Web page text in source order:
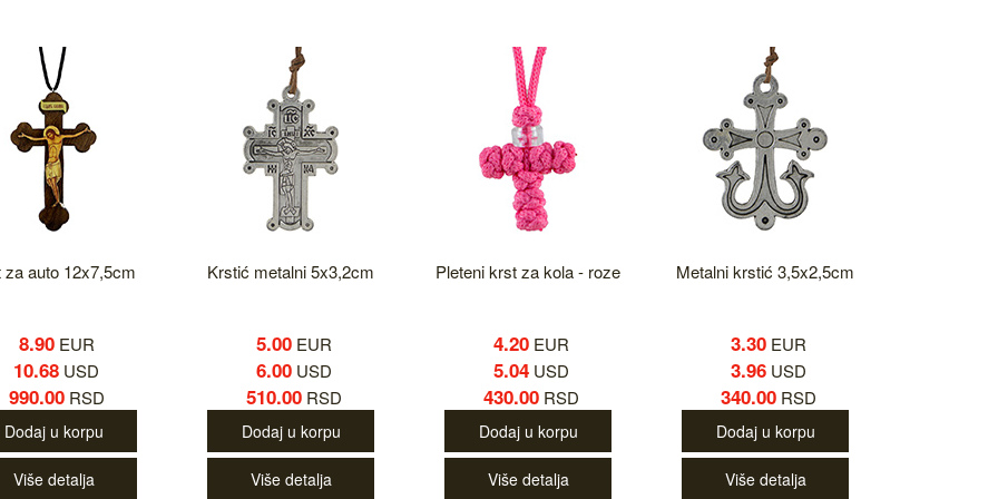
za auto 12x7,5cm
8.90EUR
10.68 USD
990.00RSD
Dodaj u korpu
Više detalja
Krstić metalni 5x3,2cm
5.00EUR
6.00USD
510.00RSD
Dodaj u korpu
Više detalja
Pleteni krst za kola - roze
4.20EUR
5.04USD
430.00RSD
Dodaj u korpu
Više detalja
Metalni krstić 3,5x2,5cm
3.30EUR
3.96USD
340.00RSD
Dodaj u korpu
Više detalja